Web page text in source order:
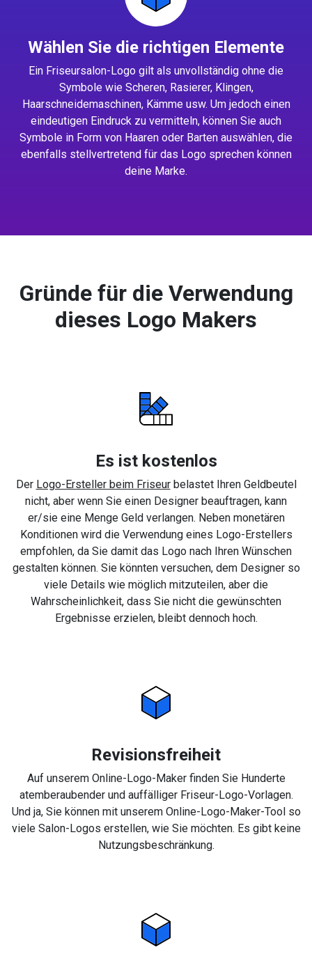
Wählen Sie die richtigen Elemente
Ein Friseursalon-Logo gilt als unvollständig ohne die
Symbole wie Scheren, Rasierer, Klingen,
Haarschneidemaschinen, Kämme usw. Um jedoch einen
eindeutigen Eindruck zu vermitteln, können Sie auch
Symbole in Form von Haaren oder Barten auswählen, die
ebenfalls stellvertretend für das Logo sprechen können
deine Marke.
Gründe für die Verwendung
dieses Logo Makers
Es ist kostenlos
Der Logo-Ersteller beim Friseurbelastet Ihren Geldbeutel
nicht, aber wenn Sie einen Designer beauftragen, kann
er/sie eine Menge Geld verlangen. Neben monetären
Konditionen wird die Verwendung eines Logo-Erstellers
empfohlen, da Sie damit das Logo nach Ihren Wünschen
gestalten können. Sie könnten versuchen, dem Designer so
viele Details wie möglich mitzuteilen, aber die
Wahrscheinlichkeit, dass Sie nicht die gewünschten
Ergebnisse erzielen, bleibt dennoch hoch.
Revisionsfreiheit
Auf unserem Online-Logo-Maker finden Sie Hunderte
atemberaubender und auffälliger Friseur-Logo-Vorlagen.
Und ja, Sie können mit unserem Online-Logo-Maker-Tool so
viele Salon-Logos erstellen, wie Sie möchten. Es gibt keine
Nutzungsbeschränkung.